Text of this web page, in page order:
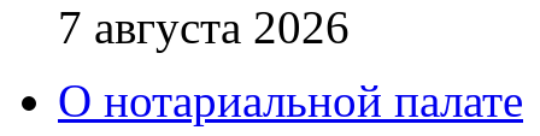
7 августа 2026
О нотариальной палате